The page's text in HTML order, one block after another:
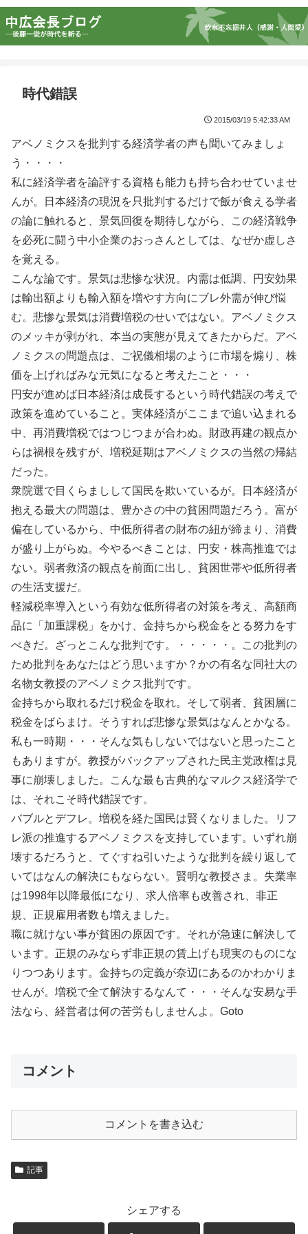
時代錯誤
2015/03/19 5:42:33 AM
アベノミクスを批判する経済学者の声も聞いてみましょ
う・・・・
私に経済学者を論評する資格も能力も持ち合わせていませ
んが。日本経済の現況を只批判するだけで飯が食える学者
の論に触れると、景気回復を期待しながら、この経済戦争
を必死に闘う中小企業のおっさんとしては、なぜか虚しさ
を覚える。
こんな論です。景気は悲惨な状況。内需は低調、円安効果
は輸出額よりも輸入額を増やす方向にブレ外需が伸び悩
む。悲惨な景気は消費増税のせいではない。アベノミクス
のメッキが剥がれ、本当の実態が見えてきたからだ。アベ
ノミクスの問題点は、ご祝儀相場のように市場を煽り、株
価を上げればみな元気になると考えたこと・・・
円安が進めば日本経済は成長するという時代錯誤の考えで
政策を進めていること。実体経済がここまで追い込まれる
中、再消費増税ではつじつまが合わぬ。財政再建の観点か
らは禍根を残すが、増税延期はアベノミクスの当然の帰結
だった。
衆院選で目くらましして国民を欺いているが。日本経済が
抱える最大の問題は、豊かさの中の貧困問題だろう。富が
偏在しているから、中低所得者の財布の紐が締まり、消費
が盛り上がらぬ。今やるべきことは、円安・株高推進では
ない。弱者救済の観点を前面に出し、貧困世帯や低所得者
の生活支援だ。
軽減税率導入という有効な低所得者の対策を考え、高額商
品に「加重課税」をかけ、金持ちから税金をとる努力をす
べきだ。ざっとこんな批判です。・・・・・。この批判の
ため批判をあなたはどう思いますか？かの有名な同社大の
名物女教授のアベノミクス批判です。
金持ちから取れるだけ税金を取れ。そして弱者、貧困層に
税金をばらまけ。そうすれば悲惨な景気はなんとかなる。
私も一時期・・・そんな気もしないではないと思ったこと
もありますが。教授がバックアップされた民主党政権は見
事に崩壊しました。こんな最も古典的なマルクス経済学で
は、それこそ時代錯誤です。
バブルとデフレ。増税を経た国民は賢くなりました。リフ
レ派の推進するアベノミクスを支持しています。いずれ崩
壊するだろうと、てぐすね引いたような批判を繰り返して
いてはなんの解決にもならない。賢明な教授さま。失業率
は1998年以降最低になり、求人倍率も改善され、非正
規、正規雇用者数も増えました。
職に就けない事が貧困の原因です。それが急速に解決して
います。正規のみならず非正規の賃上げも現実のものにな
りつつあります。金持ちの定義が奈辺にあるのかわかりま
せんが。増税で全て解決するなんて・・・そんな安易な手
法なら、経営者は何の苦労もしませんよ。Goto
コメント
コメントを書き込む
記事
シェアする